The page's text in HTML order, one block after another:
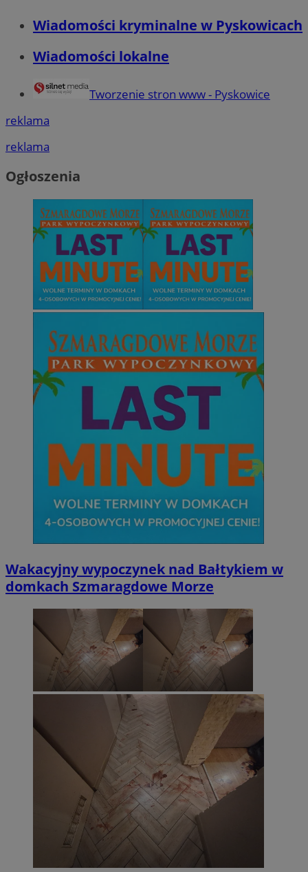
Wiadomości kryminalne w Pyskowicach
Wiadomości lokalne
Tworzenie stron www - Pyskowice
reklama
reklama
Ogłoszenia
Wakacyjny wypoczynek nad Bałtykiem w
domkach Szmaragdowe Morze